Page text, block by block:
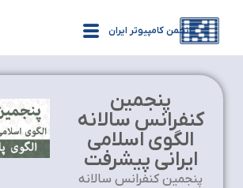
انجمن کامپیوتر ایران
پنجمين
كنفرانس سالانه
الگوي اسلامي
ايراني پيشرفت
پنجمين كنفرانس سالانه